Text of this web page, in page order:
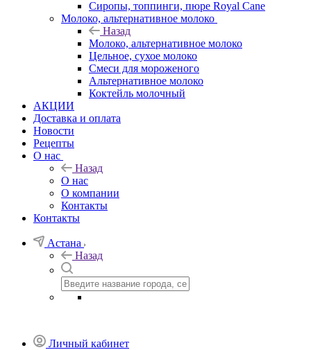
Сиропы, топпинги, пюре Royal Cane
Молоко, альтернативное молоко
Назад
Молоко, альтернативное молоко
Цельное, сухое молоко
Смеси для мороженого
Альтернативное молоко
Коктейль молочный
АКЦИИ
Доставка и оплата
Новости
Рецепты
О нас
Назад
О нас
О компании
Контакты
Контакты
Астана
Назад
Личный кабинет